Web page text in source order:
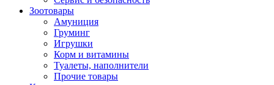
Зоотовары
Амуниция
Груминг
Игрушки
Корм и витамины
Туалеты, наполнители
Прочие товары